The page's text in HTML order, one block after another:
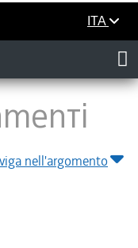
ITA
nell'argomento